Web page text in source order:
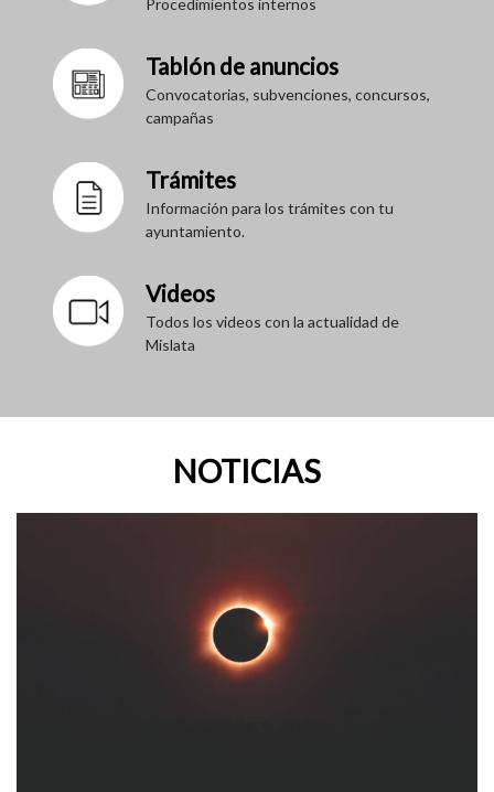
Tablón de anuncios
Convocatorias, subvenciones, concursos,
campañas
Trámites
Información para los trámites con tu
ayuntamiento.
Videos
Todos los videos con la actualidad de
Mislata
NOTICIAS